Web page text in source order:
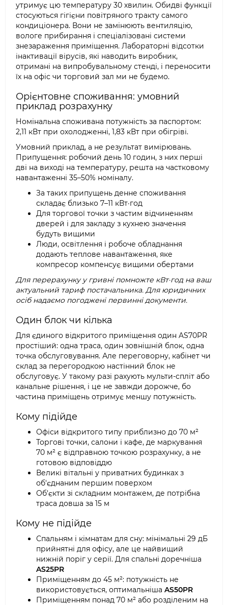
утримує цю температуру 30 хвилин. Обидві функції
стосуються гігієни повітряного тракту самого
кондиціонера. Вони не замінюють вентиляцію,
вологе прибирання і спеціалізовані системи
знезараження приміщення. Лабораторні відсотки
інактивації вірусів, які наводить виробник,
отримані на випробувальному стенді, і переносити
їх на офіс чи торговий зал ми не будемо.
Орієнтовне споживання: умовний
приклад розрахунку
Номінальна споживана потужність за паспортом:
2,11 кВт при охолодженні, 1,83 кВт при обігріві.
Умовний приклад, а не результат вимірювань.
Припущення: робочий день 10 годин, з них перші
дві на виході на температуру, решта на частковому
навантаженні 35–50% номіналу.
За таких припущень денне споживання
складає близько 7–11 кВт·год
Для торгової точки з частим відчиненням
дверей і для закладу з кухнею значення
будуть вищими
Люди, освітлення і робоче обладнання
додають теплове навантаження, яке
компресор компенсує вищими обертами
Для перерахунку у гривні помножте кВт·год на ваш
актуальний тариф постачальника. Для юридичних
осіб надаємо погоджені первинні документи.
Один блок чи кілька
Для єдиного відкритого приміщення один AS70PR
простіший: одна траса, один зовнішній блок, одна
точка обслуговування. Але переговорну, кабінет чи
склад за перегородкою настінний блок не
обслуговує. У такому разі рахують мульти-спліт або
канальне рішення, і це не завжди дорожче, бо
частина приміщень отримує меншу потужність.
Кому підійде
Офіси відкритого типу приблизно до 70 м²
Торгові точки, салони і кафе, де маркування
70 м² є відправною точкою розрахунку, а не
готовою відповіддю
Великі вітальні у приватних будинках з
об'єднаним першим поверхом
Об'єкти зі складним монтажем, де потрібна
траса довша за 15 м
Кому не підійде
Спальням і кімнатам для сну: мінімальні 29 дБ
прийнятні для офісу, але це найвищий
нижній поріг у серії. Для спальні доречніша
AS25PR
Приміщенням до 45 м²: потужність не
використовується, оптимальніша AS50PR
Приміщенням понад 70 м² або розділеним на